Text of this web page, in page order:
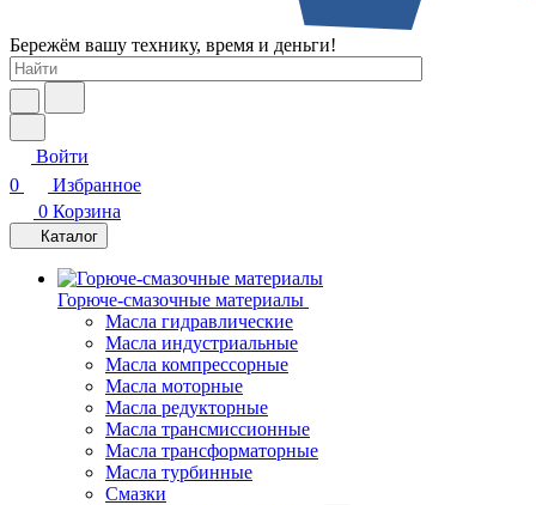
Бережём вашу технику, время и деньги!
Войти
0
Избранное
0 Корзина
Каталог
Горюче-смазочные материалы
Масла гидравлические
Масла индустриальные
Масла компрессорные
Масла моторные
Масла редукторные
Масла трансмиссионные
Масла трансформаторные
Масла турбинные
Смазки